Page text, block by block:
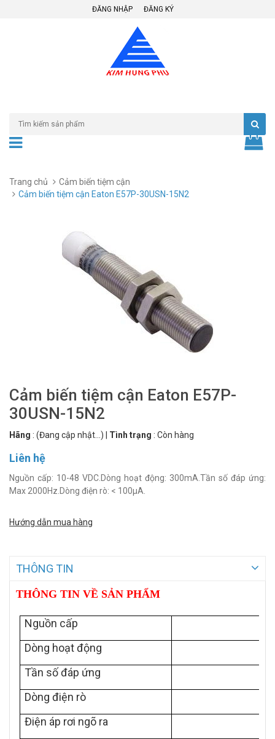
ĐĂNG NHẬP ĐĂNG KÝ
Trang chủ
Cảm biến tiệm cận
Cảm biến tiệm cận Eaton E57P-30USN-15N2
Cảm biến tiệm cận Eaton E57P-
30USN-15N2
Hãng : (Đang cập nhật...) Tình trạng : Còn hàng
Liên hệ
Nguồn cấp: 10-48 VDC.Dòng hoạt động: 300mA.Tần số đáp ứng:
Max 2000Hz.Dòng điện rò: < 100µA.
Hướng dẫn mua hàng
THÔNG TIN
THÔNG TIN VỀ SẢN PHẨM
Nguồn cấp
Dòng hoạt động
Tần số đáp ứng
Dòng điện rò
Điện áp rơi ngõ ra